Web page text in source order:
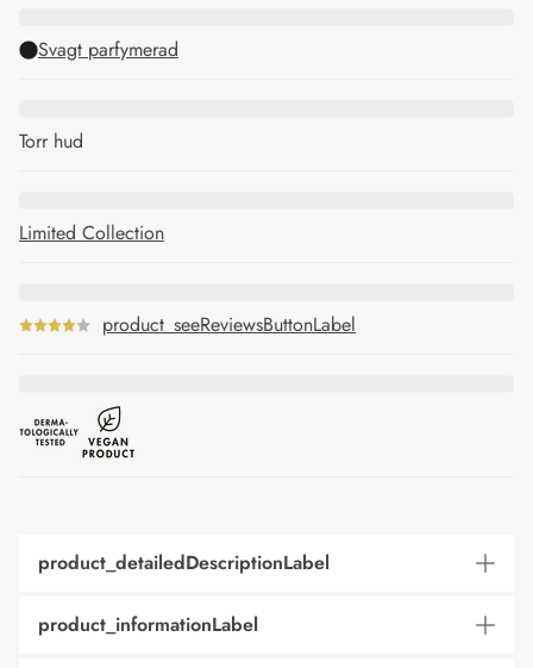
Svagt parfymerad
Torr hud
Limited Collection
product_seeReviewsButtonLabel
product_detailedDescriptionLabel
product_informationLabel